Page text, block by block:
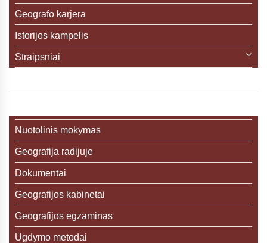
Geografo karjera
Istorijos kampelis
Straipsniai
Nuotolinis mokymas
Geografija radijuje
Dokumentai
Geografijos kabinetai
Geografijos egzaminas
Ugdymo metodai